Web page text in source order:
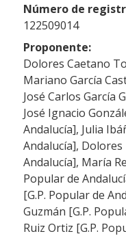
Número de
122509014
Proponente:
Dolores Caetano
Mariano García
José Carlos García
José Ignacio
Andalucía], Julia
Andalucía],
Andalucía], María
Popular de
[G.P. Popular de
Guzmán [G.P.
Ruiz Ortiz [G.P.